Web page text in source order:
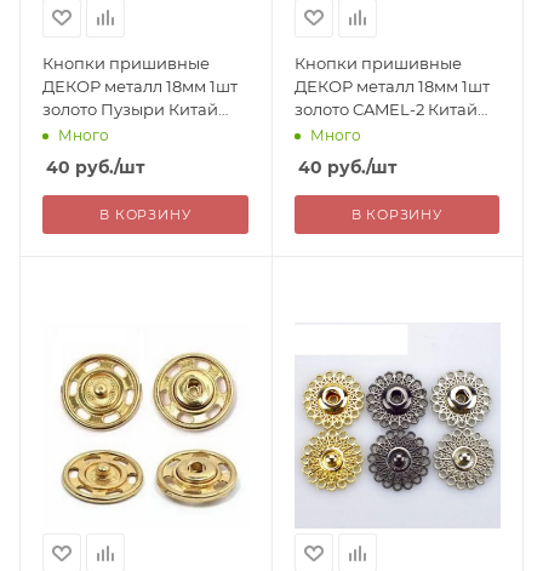
Кнопки пришивные
ДЕКОР металл 18мм 1шт
золото Пузыри Китай
40=Много
40 руб./шт
В КОРЗИНУ
Кнопки пришивные
ДЕКОР металл 18мм 1шт
золото CAMEL-2 Китай
40=Много
40 руб./шт
В КОРЗИНУ